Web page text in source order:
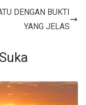
DENGAN BUKTI
YANG JELAS